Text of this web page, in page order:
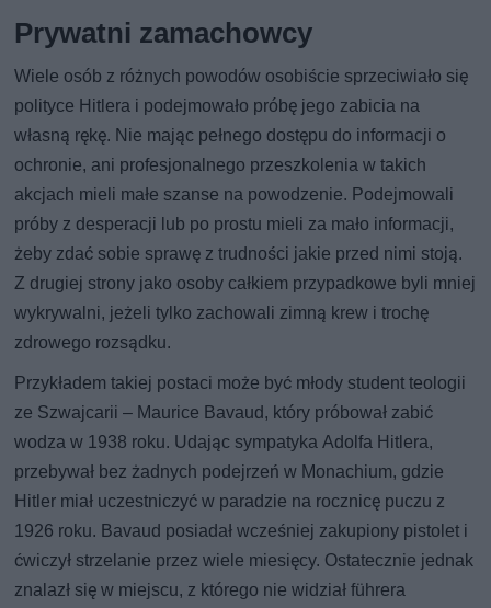
Prywatni zamachowcy
Wiele osób z różnych powodów osobiście sprzeciwiało się
polityce Hitlera i podejmowało próbę jego zabicia na
własną rękę. Nie mając pełnego dostępu do informacji o
ochronie, ani profesjonalnego przeszkolenia w takich
akcjach mieli małe szanse na powodzenie. Podejmowali
próby z desperacji lub po prostu mieli za mało informacji,
żeby zdać sobie sprawę z trudności jakie przed nimi stoją.
Z drugiej strony jako osoby całkiem przypadkowe byli mniej
wykrywalni, jeżeli tylko zachowali zimną krew i trochę
zdrowego rozsądku.
Przykładem takiej postaci może być młody student teologii
ze Szwajcarii – Maurice Bavaud, który próbował zabić
wodza w 1938 roku. Udając sympatyka Adolfa Hitlera,
przebywał bez żadnych podejrzeń w Monachium, gdzie
Hitler miał uczestniczyć w paradzie na rocznicę puczu z
1926 roku. Bavaud posiadał wcześniej zakupiony pistolet i
ćwiczył strzelanie przez wiele miesięcy. Ostatecznie jednak
znalazł się w miejscu, z którego nie widział führera